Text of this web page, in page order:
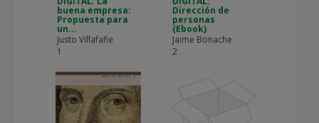
buena empresa:
Propuesta para
un...
Justo Villafañe
1
Dirección de
personas
(Ebook)
Jaime Bonache
2